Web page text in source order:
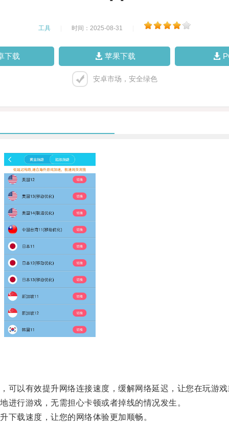
工具 时间：2025-08-31
下载 苹果下载
安卓市场，安全绿色
以有效提升网络连接速度，缓解网络延迟，让您在玩游戏
行游戏，无需担心卡顿或者掉线的情况发生。
载速度，让您的网络体验更加顺畅。